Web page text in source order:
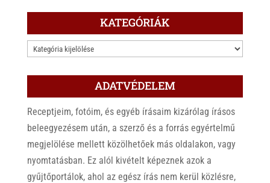
KATEGÓRIÁK
KATEGÓRIÁK
ADATVÉDELEM
Receptjeim, fotóim, és egyéb írásaim kizárólag írásos
beleegyezésem után, a szerző és a forrás egyértelmű
megjelölése mellett közölhetőek más oldalakon, vagy
nyomtatásban. Ez alól kivételt képeznek azok a
gyűjtőportálok, ahol az egész írás nem kerül közlésre,